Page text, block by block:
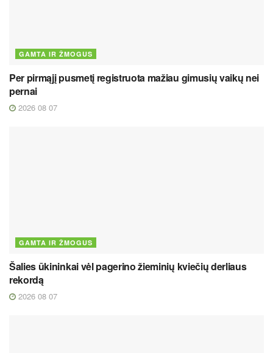
GAMTA IR ŽMOGUS
Per pirmąjį pusmetį registruota mažiau gimusių vaikų nei
pernai
2026 08 07
GAMTA IR ŽMOGUS
Šalies ūkininkai vėl pagerino žieminių kviečių derliaus
rekordą
2026 08 07